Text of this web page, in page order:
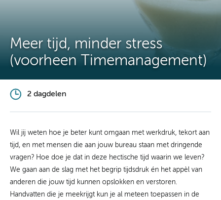
Meer tijd, minder stress
(voorheen Timemanagement)
2 dagdelen
Wil jij weten hoe je beter kunt omgaan met werkdruk, tekort aan
tijd, en met mensen die aan jouw bureau staan met dringende
vragen? Hoe doe je dat in deze hectische tijd waarin we leven?
We gaan aan de slag met het begrip tijdsdruk én het appèl van
anderen die jouw tijd kunnen opslokken en verstoren.
Handvatten die je meekrijgt kun je al meteen toepassen in de